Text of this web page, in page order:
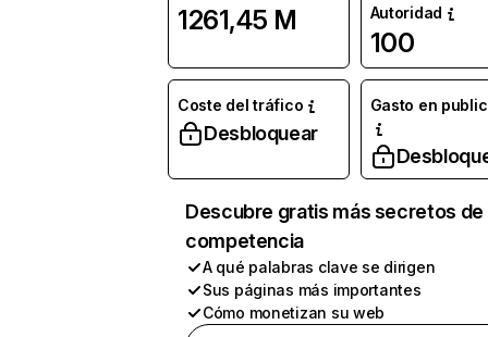
1261,45 M
Autoridad
100
Coste del tráfico
Desbloquear
Gasto en
Descubre gratis más secretos de
competencia
A qué palabras clave se dirigen
Sus páginas más importantes
Cómo monetizan su web